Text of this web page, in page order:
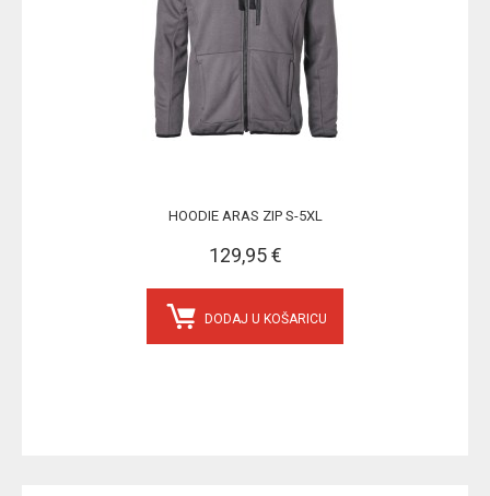
HOODIE ARAS ZIP S-5XL
129,95 €
DODAJ U KOŠARICU